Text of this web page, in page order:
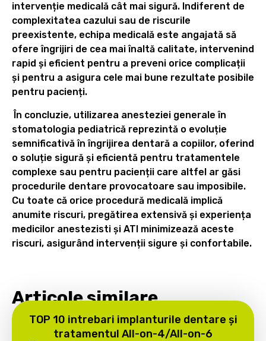
intervenție medicală cât mai sigură. Indiferent de
complexitatea cazului sau de riscurile
preexistente, echipa medicală este angajată să
ofere îngrijiri de cea mai înaltă calitate, intervenind
rapid și eficient pentru a preveni orice complicații
și pentru a asigura cele mai bune rezultate posibile
pentru pacienți.
În concluzie, utilizarea anesteziei generale în
stomatologia pediatrică reprezintă o evoluție
semnificativă în îngrijirea dentară a copiilor, oferind
o soluție sigură și eficientă pentru tratamentele
complexe sau pentru pacienții care altfel ar găsi
procedurile dentare provocatoare sau imposibile.
Cu toate că orice procedură medicală implică
anumite riscuri, pregătirea extensivă și experiența
medicilor anestezisti și ATI minimizează aceste
riscuri, asigurând intervenții sigure și confortabile.
Articole similare
TOP 10 intrebari implanturile dentare și
tratamentul All-on-4/All-on-6